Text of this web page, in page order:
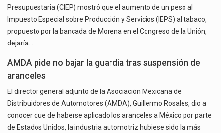
Presupuestaria (CIEP) mostró que el aumento de un peso al
Impuesto Especial sobre Producción y Servicios (IEPS) al tabaco,
propuesto por la bancada de Morena en el Congreso de la Unión,
dejaría…
AMDA pide no bajar la guardia tras suspensión de
aranceles
El director general adjunto de la Asociación Mexicana de
Distribuidores de Automotores (AMDA), Guillermo Rosales, dio a
conocer que de haberse aplicado los aranceles a México por parte
de Estados Unidos, la industria automotriz hubiese sido la más